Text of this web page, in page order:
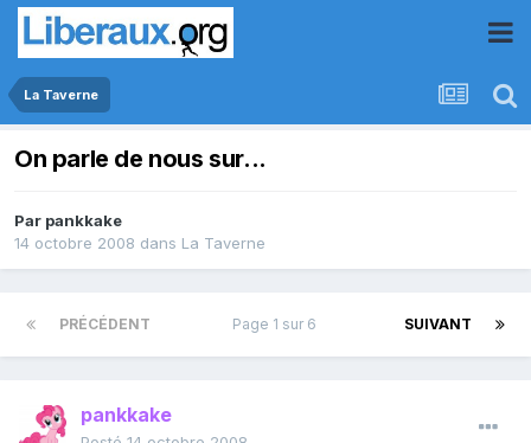
La Taverne
On parle de nous sur...
Par pankkake
14 octobre 2008 dans La Taverne
PRÉCÉDENT SUIVANT
Page 1 sur 6
pankkake